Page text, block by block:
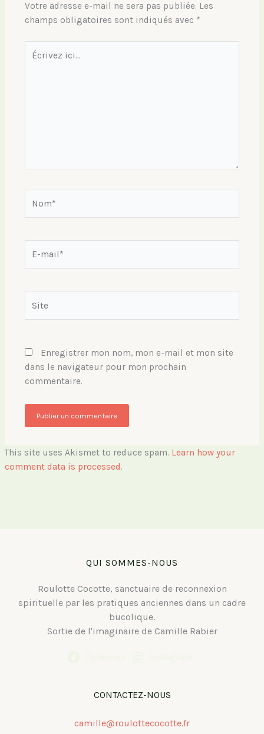
Votre adresse e-mail ne sera pas publiée. Les
champs obligatoires sont indiqués avec *
Écrivez
ici…
mail*
Enregistrer mon nom, mon e-mail et mon site
dans le navigateur pour mon prochain
commentaire.
This site uses Akismet to reduce spam. Learn how your
comment data is processed.
QUI SOMMES-NOUS
Roulotte Cocotte, sanctuaire de reconnexion
spirituelle par les pratiques anciennes dans un cadre
bucolique.
Sortie de l'imaginaire de Camille Rabier
CONTACTEZ-NOUS
camille@roulottecocotte.fr